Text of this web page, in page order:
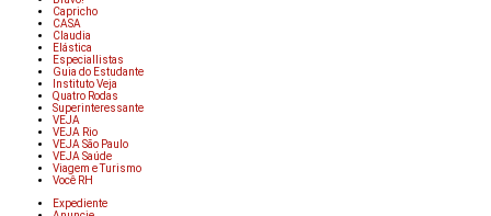
Capricho
CASA
Claudia
Elástica
Especiallistas
Guia do Estudante
Instituto Veja
Quatro Rodas
Superinteressante
VEJA
VEJA Rio
VEJA São Paulo
VEJA Saúde
Viagem e Turismo
Você RH
Expediente